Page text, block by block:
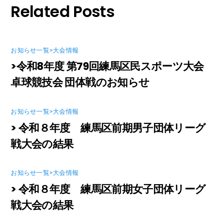
Related Posts
お知らせ一覧>大会情報
>令和8年度 第79回練馬区民スポーツ大会
卓球競技会 団体戦のお知らせ
お知らせ一覧>大会情報
> 令和８年度 練馬区前期男子団体リーグ
戦大会の結果
お知らせ一覧>大会情報
> 令和８年度 練馬区前期女子団体リーグ
戦大会の結果